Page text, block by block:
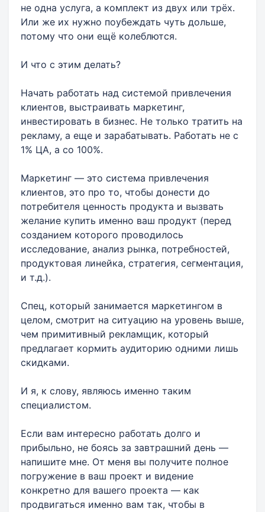
не одна услуга, а комплект из двух или трёх.
Или же их нужно поубеждать чуть дольше,
потому что они ещё колеблются.
И что с этим делать?
Начать работать над системой привлечения
клиентов, выстраивать маркетинг,
инвестировать в бизнес. Не только тратить на
рекламу, а еще и зарабатывать. Работать не с
1% ЦА, а со 100%.
Маркетинг — это система привлечения
клиентов, это про то, чтобы донести до
потребителя ценность продукта и вызвать
желание купить именно ваш продукт (перед
созданием которого проводилось
исследование, анализ рынка, потребностей,
продуктовая линейка, стратегия, сегментация,
и т.д.).
Спец, который занимается маркетингом в
целом, смотрит на ситуацию на уровень выше,
чем примитивный рекламщик, который
предлагает кормить аудиторию одними лишь
скидками.
И я, к слову, являюсь именно таким
специалистом.
Если вам интересно работать долго и
прибыльно, не боясь за завтрашний день —
напишите мне. От меня вы получите полное
погружение в ваш проект и видение
конкретно для вашего проекта — как
продвигаться именно вам так, чтобы в